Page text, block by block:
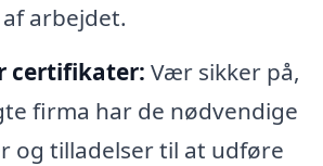
arbejdet.
certifikater: Vær sikker på,
firma har de nødvendige
og tilladelser til at udføre